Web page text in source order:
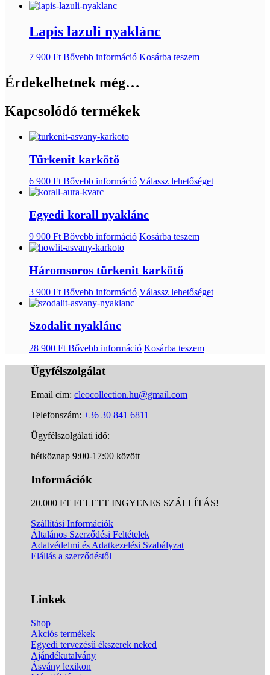
Lapis lazuli nyaklánc
7 900 Ft Bővebb információ Kosárba teszem
Érdekelhetnek még…
Kapcsolódó termékek
Türkenit karkötő
6 900 Ft Bővebb információ Válassz lehetőséget
Egyedi korall nyaklánc
9 900 Ft Bővebb információ Kosárba teszem
Háromsoros türkenit karkötő
3 900 Ft Bővebb információ Válassz lehetőséget
Szodalit nyaklánc
28 900 Ft Bővebb információ Kosárba teszem
Ügyfélszolgálat
Email cím:cleocollection.hu@gmail.com
Telefonszám:+36 30 841 6811
Ügyfélszolgálati idő:
hétköznap 9:00-17:00 között
Információk
20.000 FT FELETT INGYENES SZÁLLÍTÁS!
Szállítási Információk
Általános Szerződési Feltételek
Adatvédelmi és Adatkezelési Szabályzat
Elállás a szerződéstől
Linkek
Shop
Akciós termékek
Egyedi tervezésű ékszerek neked
Ajándékutalvány
Ásvány lexikon